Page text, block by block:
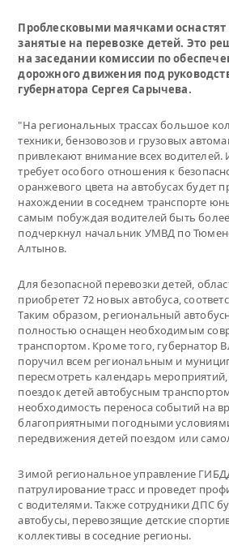
Проблесковыми маячками оснастят
занятые на перевозке детей. Это
на заседании комиссии по
дорожного движения под
губернатора Сергея Сарычева.
"На региональных трассах большое
техники, бензовозов и грузовых
привлекают внимание всех водителей.
требует особого отношения к
оранжевого цвета на автобусах будет
нахождении в соседнем транспорте
самым побуждая водителей быть
подчеркнул начальник УМВД по
Алтынов.
Для безопасной перевозки детей,
приобретет 72 новых автобуса,
Таким образом, региональный
полностью оснащен необходимым
транспортом. Кроме того, губернатор
поручил всем региональным и
пересмотреть календарь
поездок детей автобусным
необходимость переноса событий на
благоприятными погодными
передвижения детей поездом или
Зимой региональное управление
патрулирование трасс и проведет
с водителями. Также сотрудники ДПС
автобусы, перевозящие детские
коллективы в соседние регионы.